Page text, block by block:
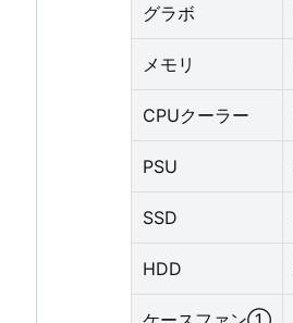
グラボ
メモリ
CPUクーラー
PSU
SSD
HDD